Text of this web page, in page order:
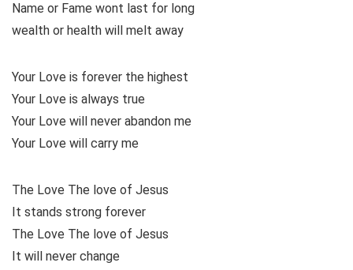
Name or Fame wont last for long
wealth or health will melt away
Your Love is forever the highest
Your Love is always true
Your Love will never abandon me
Your Love will carry me
The Love The love of Jesus
It stands strong forever
The Love The love of Jesus
It will never change